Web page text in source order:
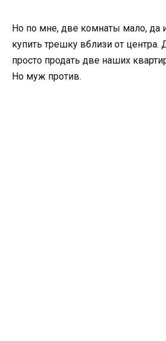
Но по мне, две комнаты мало, да
купить трешку вблизи от центра.
просто продать две наших
Но муж против.